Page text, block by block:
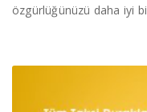
özgürlüğünüzü daha iyi